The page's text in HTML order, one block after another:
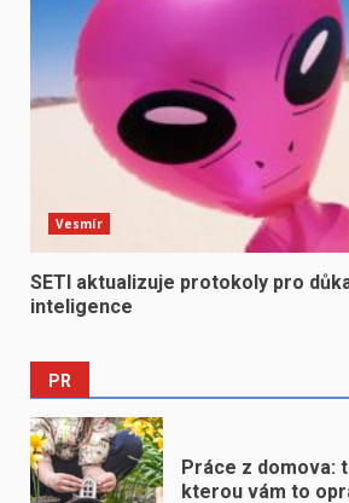
Vesmír
SETI aktualizuje protokoly pro
inteligence
PR
Práce z domova:
kterou vám to